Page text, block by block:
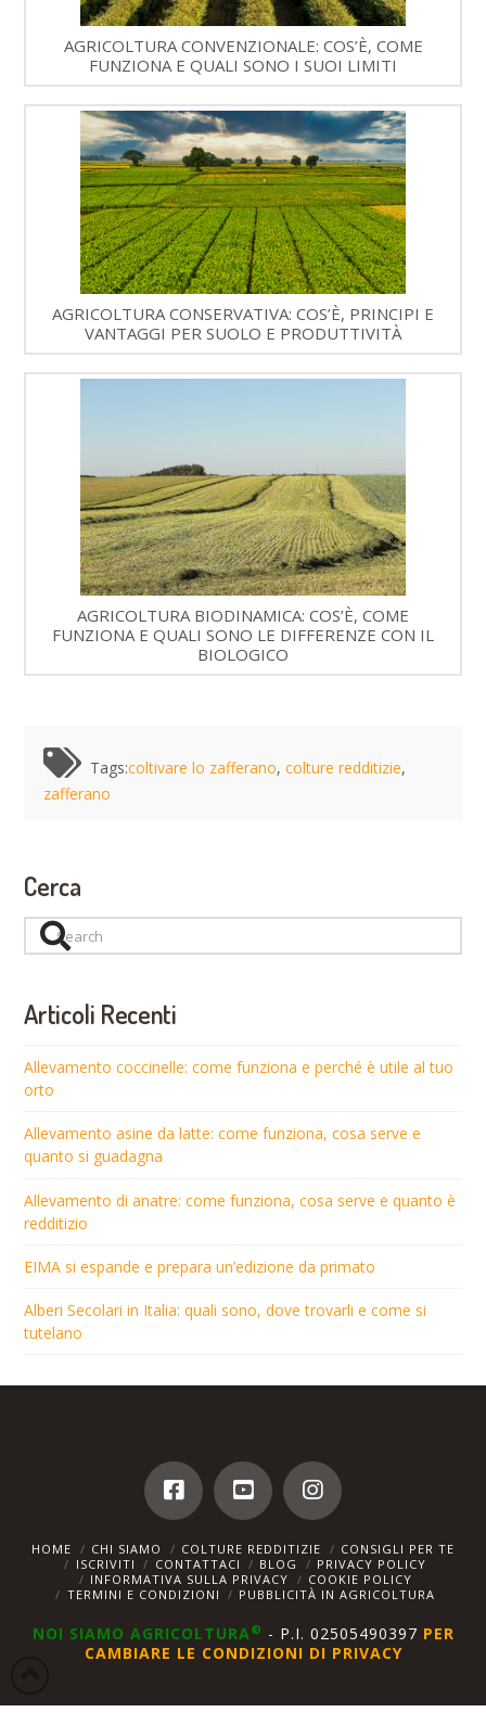
AGRICOLTURA CONVENZIONALE: COS’È, COME
FUNZIONA E QUALI SONO I SUOI LIMITI
AGRICOLTURA CONSERVATIVA: COS’È, PRINCIPI E
VANTAGGI PER SUOLO E PRODUTTIVITÀ
AGRICOLTURA BIODINAMICA: COS’È, COME
FUNZIONA E QUALI SONO LE DIFFERENZE CON IL
BIOLOGICO
Tags:coltivare lo zafferano,colture redditizie,
zafferano
Cerca
Search
Articoli Recenti
Allevamento coccinelle: come funziona e perché è utile al tuo
orto
Allevamento asine da latte: come funziona, cosa serve e
quanto si guadagna
Allevamento di anatre: come funziona, cosa serve e quanto è
redditizio
EIMA si espande e prepara un’edizione da primato
Alberi Secolari in Italia: quali sono, dove trovarli e come si
tutelano
HOME CHI SIAMO COLTURE REDDITIZIE
CONSIGLI PER TE
ISCRIVITI
CONTATTACI BLOG
PRIVACY POLICY
INFORMATIVA SULLA PRIVACY
COOKIE POLICY
TERMINI E CONDIZIONI
PUBBLICITÀ IN AGRICOLTURA
NOI SIAMO AGRICOLTURA® - P.I. 02505490397 PER
CAMBIARE LE CONDIZIONI DI PRIVACY